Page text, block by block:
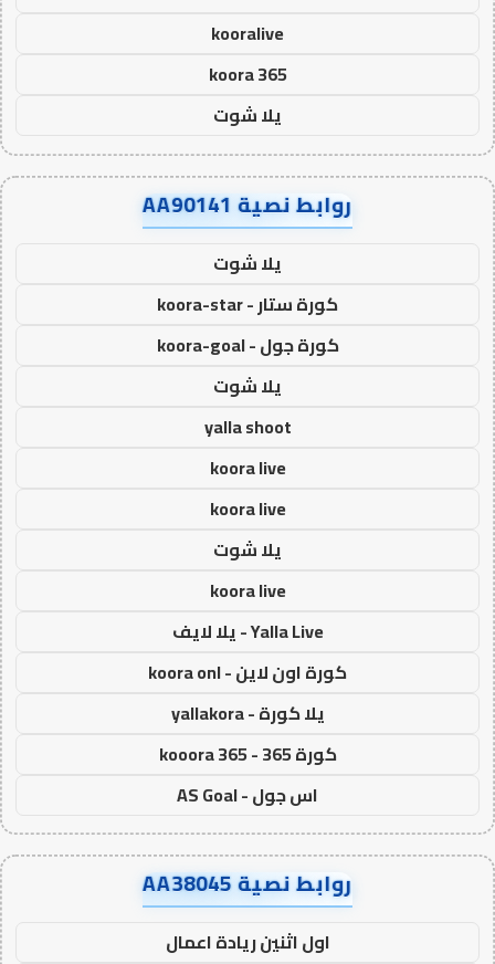
kooralive
koora 365
يلا شوت
روابط نصية AA90141
يلا شوت
كورة ستار - koora-star
كورة جول - koora-goal
يلا شوت
yalla shoot
koora live
koora live
يلا شوت
koora live
Yalla Live - يلا لايف
كورة اون لاين - koora onl
يلا كورة - yallakora
كورة 365 - kooora 365
اس جول - AS Goal
روابط نصية AA38045
اول اثنين ريادة اعمال